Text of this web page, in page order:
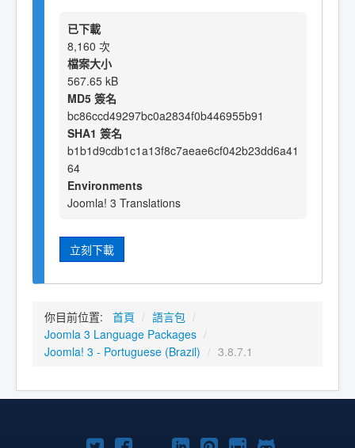
已下載
8,160 次
檔案大小
567.65 kB
MD5 簽名
bc86ccd49297bc0a2834f0b446955b91
SHA1 簽名
b1b1d9cdb1c1a13f8c7aeae6cf042b23dd6a41
64
Environments
Joomla! 3 Translations
立刻下載
你目前位置: 首頁 / 語言包 /
Joomla 3 Language Packages /
Joomla! 3 - Portuguese (Brazil) / 3.8.7.1